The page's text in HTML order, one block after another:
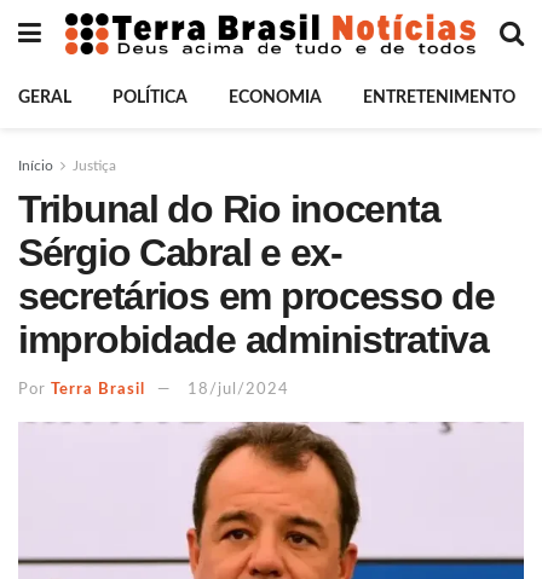
GERAL POLÍTICA ECONOMIA ENTRETENIMENTO
Início Justiça
Tribunal do Rio inocenta
Sérgio Cabral e ex-
secretários em processo de
improbidade administrativa
Por Terra Brasil 18/jul/2024